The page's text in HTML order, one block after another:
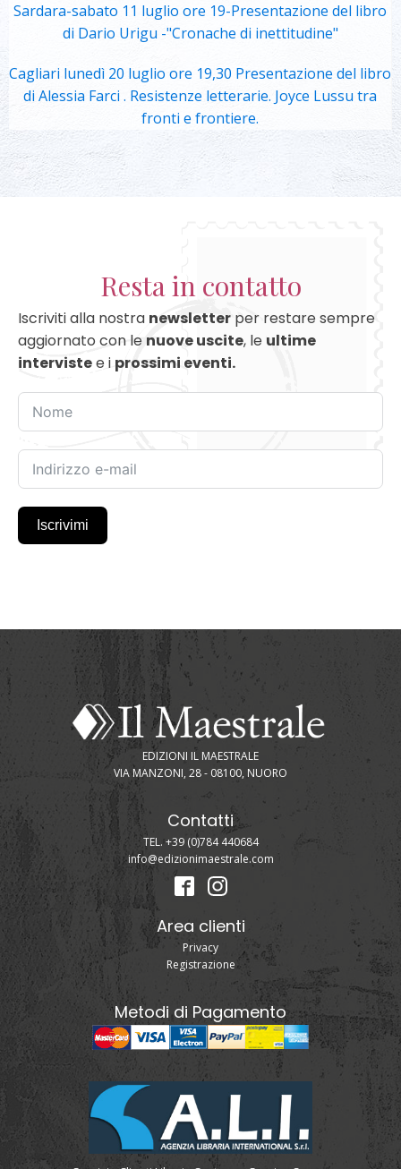
Sardara-sabato 11 luglio ore 19-Presentazione del libro
di Dario Urigu -"Cronache di inettitudine"
Cagliari lunedì 20 luglio ore 19,30 Presentazione del libro
di Alessia Farci . Resistenze letterarie. Joyce Lussu tra
fronti e frontiere.
Resta in contatto
Iscriviti alla nostra newsletter per restare sempre
aggiornato con le nuove uscite, le ultime
intervistee i prossimi eventi.
Iscrivimi
EDIZIONI IL MAESTRALE
VIA MANZONI, 28 - 08100, NUORO
Contatti
TEL. +39 (0)784 440684
info@edizionimaestrale.com
Area clienti
Privacy
Registrazione
Metodi di Pagamento